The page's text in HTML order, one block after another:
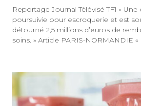
Reportage Journal Télévisé TF1 «
poursuivie pour escroquerie et est
détourné 2,5 millions d’euros de
soins. » Article PARIS-NORMANDIE